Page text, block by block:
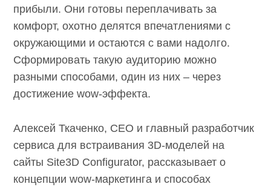
всего прибыли. Они готовы переплачивать
за комфорт, охотно делятся впечатлениями с
окружающими и остаются с вами надолго.
Сформировать такую аудиторию можно
разными способами, один из них – через
достижение wow-эффекта.
Алексей Ткаченко, СЕО и главный
разработчик сервиса для встраивания 3D-
моделей на сайты Site3D Configurator,
рассказывает о концепции wow-маркетинга и